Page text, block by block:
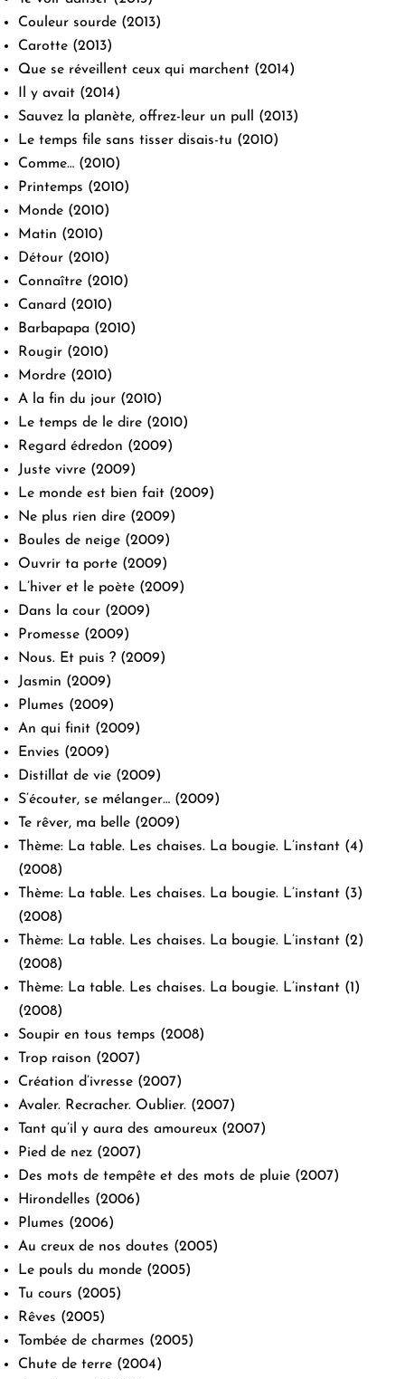
Couleur sourde (2013)
Carotte (2013)
Que se réveillent ceux qui marchent (2014)
Il y avait (2014)
Sauvez la planète, offrez-leur un pull
(2013)
Le temps file sans tisser disais-tu (2010)
Comme… (2010)
Printemps (2010)
Monde (2010)
Matin (2010)
Détour (2010)
Connaître (2010)
Canard (2010)
Barbapapa (2010)
Rougir (2010)
Mordre (2010)
A la fin du jour (2010)
Le temps de le dire (2010)
Regard édredon (2009)
Juste vivre (2009)
Le monde est bien fait (2009)
Ne plus rien dire (2009)
Boules de neige (2009)
Ouvrir ta porte (2009)
L’hiver et le poète (2009)
Dans la cour (2009)
Promesse (2009)
Nous. Et puis ? (2009)
Jasmin (2009)
Plumes (2009)
An qui finit (2009)
Envies (2009)
Distillat de vie (2009)
S’écouter, se mélanger… (2009)
Te rêver, ma belle (2009)
Thème: La table. Les chaises. La bougie. L’instant (4)
(2008)
Thème: La table. Les chaises. La bougie. L’instant (3)
(2008)
Thème: La table. Les chaises. La bougie. L’instant (2)
(2008)
Thème: La table. Les chaises. La bougie. L’instant (1)
(2008)
Soupir en tous temps (2008)
Trop raison (2007)
Création d’ivresse (2007)
Avaler. Recracher. Oublier. (2007)
Tant qu’il y aura des amoureux (2007)
Pied de nez (2007)
Des mots de tempête et des mots de pluie (2007)
Hirondelles (2006)
Plumes (2006)
Au creux de nos doutes (2005)
Le pouls du monde (2005)
Tu cours (2005)
Rêves (2005)
Tombée de charmes (2005)
Chute de terre (2004)